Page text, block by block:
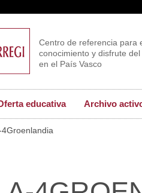
Centro de referencia para
conocimiento y disfrute del
en el País Vasco
educativa Archivo